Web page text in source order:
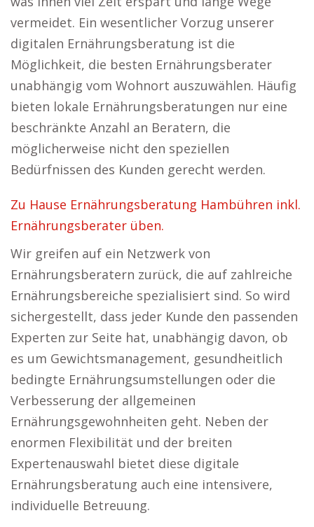
vermeidet. Ein wesentlicher Vorzug unserer
digitalen Ernährungsberatung ist die
Möglichkeit, die besten Ernährungsberater
unabhängig vom Wohnort auszuwählen. Häufig
bieten lokale Ernährungsberatungen nur eine
beschränkte Anzahl an Beratern, die
möglicherweise nicht den speziellen
Bedürfnissen des Kunden gerecht werden.
Zu Hause Ernährungsberatung Hambühren inkl.
Ernährungsberater üben.
Wir greifen auf ein Netzwerk von
Ernährungsberatern zurück, die auf zahlreiche
Ernährungsbereiche spezialisiert sind. So wird
sichergestellt, dass jeder Kunde den passenden
Experten zur Seite hat, unabhängig davon, ob
es um Gewichtsmanagement, gesundheitlich
bedingte Ernährungsumstellungen oder die
Verbesserung der allgemeinen
Ernährungsgewohnheiten geht. Neben der
enormen Flexibilität und der breiten
Expertenauswahl bietet diese digitale
Ernährungsberatung auch eine intensivere,
individuelle Betreuung.